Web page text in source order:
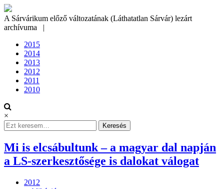
Skip
to
content
A Sárvárikum előző változatának (Láthatatlan Sárvár) lezárt
archívuma |
2015
2014
2013
2012
2011
2010
×
Search
for:
Mi is elcsábultunk – a magyar dal napján
a LS-szerkesztősége is dalokat válogat
2012